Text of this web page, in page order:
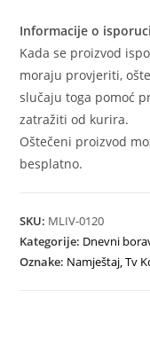
Informacije o isporuci
Kada se proizvod
moraju provjeriti,
slučaju toga pomoć
zatražiti od kurira.
Oštečeni proizvod
besplatno.
SKU: MLIV-0120
Kategorije: Dnevni
Oznake: Namještaj ,Tv